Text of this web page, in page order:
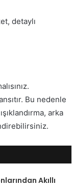
detaylı
Bu nedenle
arka
Akıllı